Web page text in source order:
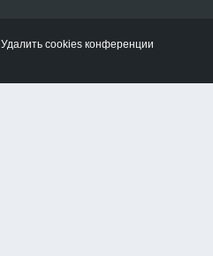
Удалить cookies конференции